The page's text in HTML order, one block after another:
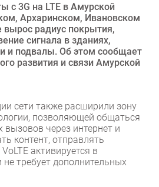
с 3G на LTE в Амурской
Архаринском, Ивановском
вырос радиус покрытия,
сигнала в зданиях,
и подвалы. Об этом сообщает
развития и связи Амурской
сети также расширили зону
позволяющей общаться
через интернет и
контент, отправлять
активируется в
требует дополнительных